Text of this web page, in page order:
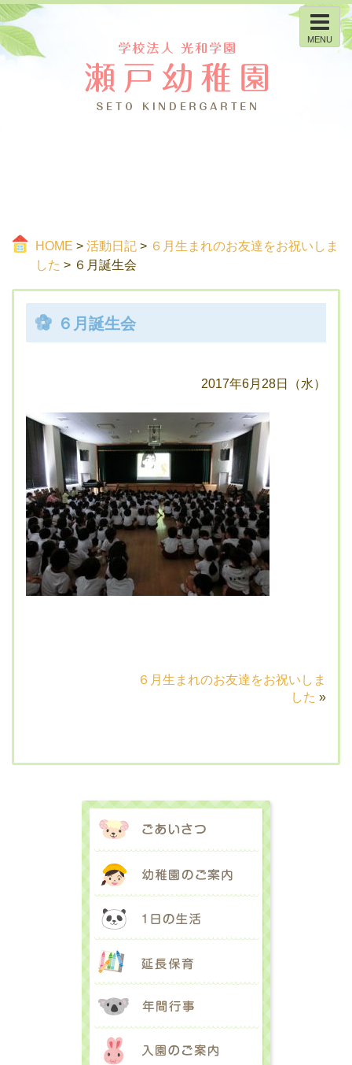
MENU
HOME > 活動日記 > ６月生まれのお友達をお祝いしま
した > ６月誕生会
６月誕生会
2017年6月28日（水）
６月生まれのお友達をお祝いしま
した »
ごあいさつ
幼稚園のご案内